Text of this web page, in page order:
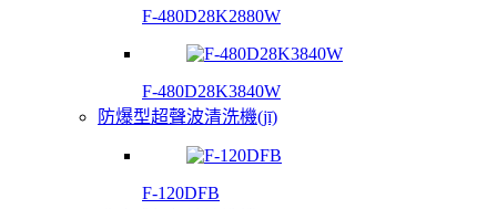
F-480D28K2880W
F-480D28K3840W
防爆型超聲波清洗機(jī)
F-120DFB